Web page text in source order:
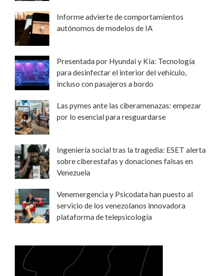
Informe advierte de comportamientos
autónomos de modelos de IA
Presentada por Hyundai y Kia: Tecnología
para desinfectar el interior del vehículo,
incluso con pasajeros a bordo
Las pymes ante las ciberamenazas: empezar
por lo esencial para resguardarse
Ingeniería social tras la tragedia: ESET alerta
sobre ciberestafas y donaciones falsas en
Venezuela
Venemergencia y Psicodata han puesto al
servicio de los venezolanos innovadora
plataforma de telepsicología